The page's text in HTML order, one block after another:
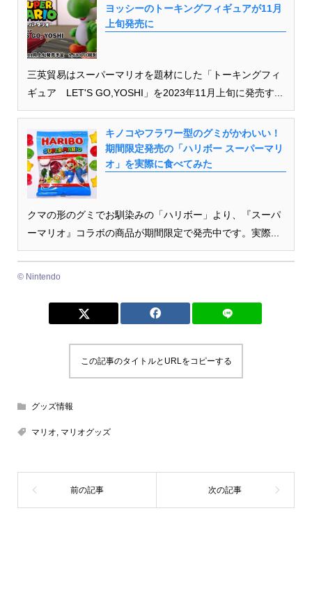
ヨッシーのトーキングフィギュアが11月
上旬発売に
三英貿易はスーパーマリオを題材にした「トーキングフィ
ギュア LET'S GO,YOSHI」を2023年11月上旬に発売す...
キノコやフラワー型のグミがかわいい！
期間限定発売の「ハリボー スーパーマリ
オ」を実際に食べてみた
クマの形のグミでお馴染みの「ハリボー」より、『スーパ
ーマリオ』コラボの商品が期間限定で発売中です。実際...
©︎ Nintendo
この記事のタイトルとURLをコピーする
グッズ情報
マリオ, マリオグッズ